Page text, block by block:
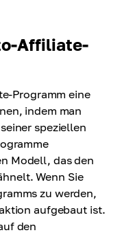
Affiliate-
Programm eine
indem man
speziellen
Modell, das den
Wenn Sie
zu werden,
aufgebaut ist.
den